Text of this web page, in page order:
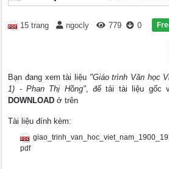
15 trang ngocly 779 0
Bạn đang xem tài liệu "Giáo trình Văn học
1) - Phan Thị Hồng", để tải tài liệu gốc
DOWNLOAD ở trên
Tài liệu đính kèm:
pdf